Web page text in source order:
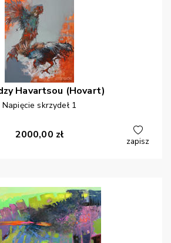
Havartsou (Hovart)
Napięcie skrzydeł 1
2000,00 zł
zapisz